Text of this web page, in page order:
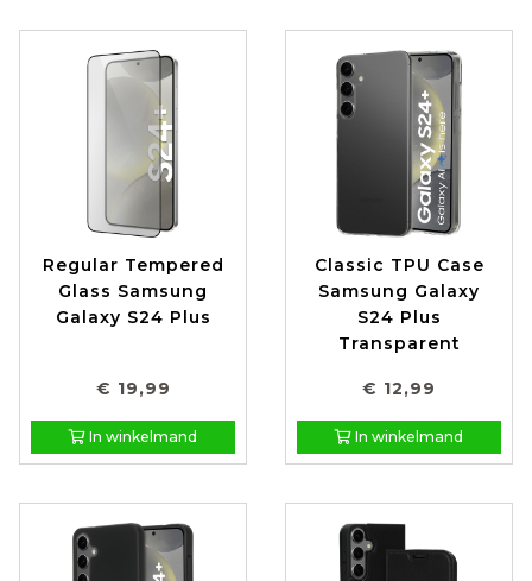
Regular Tempered
Glass Samsung
Galaxy S24 Plus
€ 19,99
In winkelmand
Classic TPU Case
Samsung Galaxy
S24 Plus
Transparent
€ 12,99
In winkelmand